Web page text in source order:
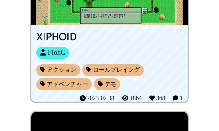
XIPHOID
FlohG
アクション ロールプレイング
アドベンチャー デモ
2023-02-08 1864 368 1